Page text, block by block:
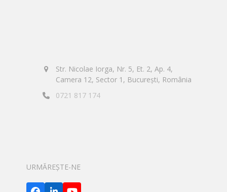
Str. Nicolae Iorga, Nr. 5, Et. 2, Ap. 4,
Camera 12, Sector 1, București, România
0721 817 174
URMĂREȘTE-NE